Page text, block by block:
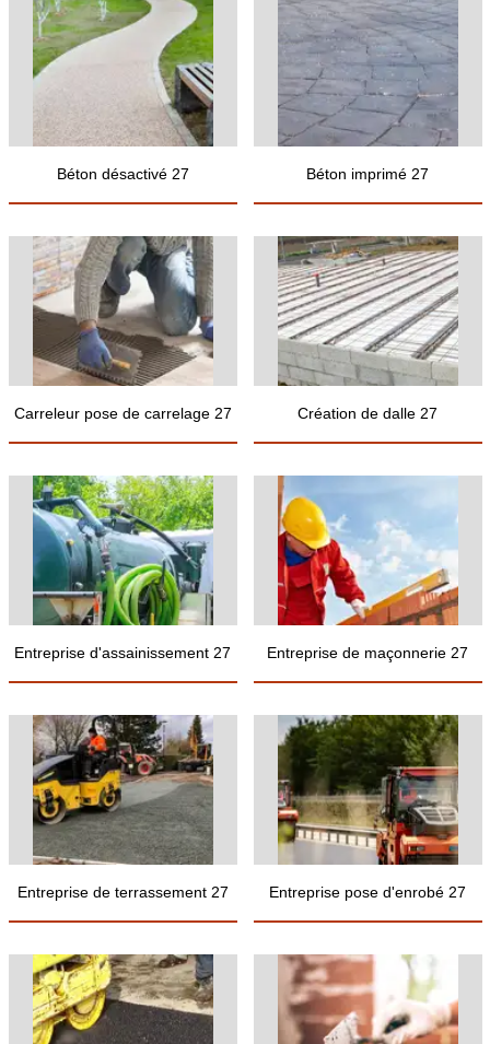
Béton désactivé 27 Béton imprimé 27
Carreleur pose de carrelage 27 Création de dalle 27
Entreprise d'assainissement 27 Entreprise de maçonnerie 27
Entreprise de terrassement 27 Entreprise pose d'enrobé 27